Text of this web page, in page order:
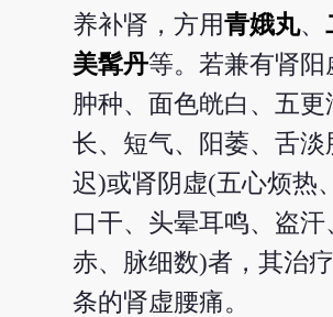
养补肾，方用青娥丸、
美髯丹等。若兼有肾
肿种、面色㿠白、五
长、短气、阳萎、舌淡
迟)或肾阴虚(五心烦热
口干、头晕耳鸣、盗汗
赤、脉细数)者，其治
条的肾虚腰痛。